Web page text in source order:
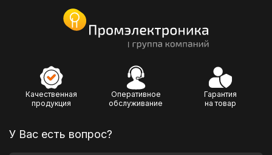
Качественная
продукция
Оперативное
обслуживание
Гарантия
на товар
У Вас есть вопрос?